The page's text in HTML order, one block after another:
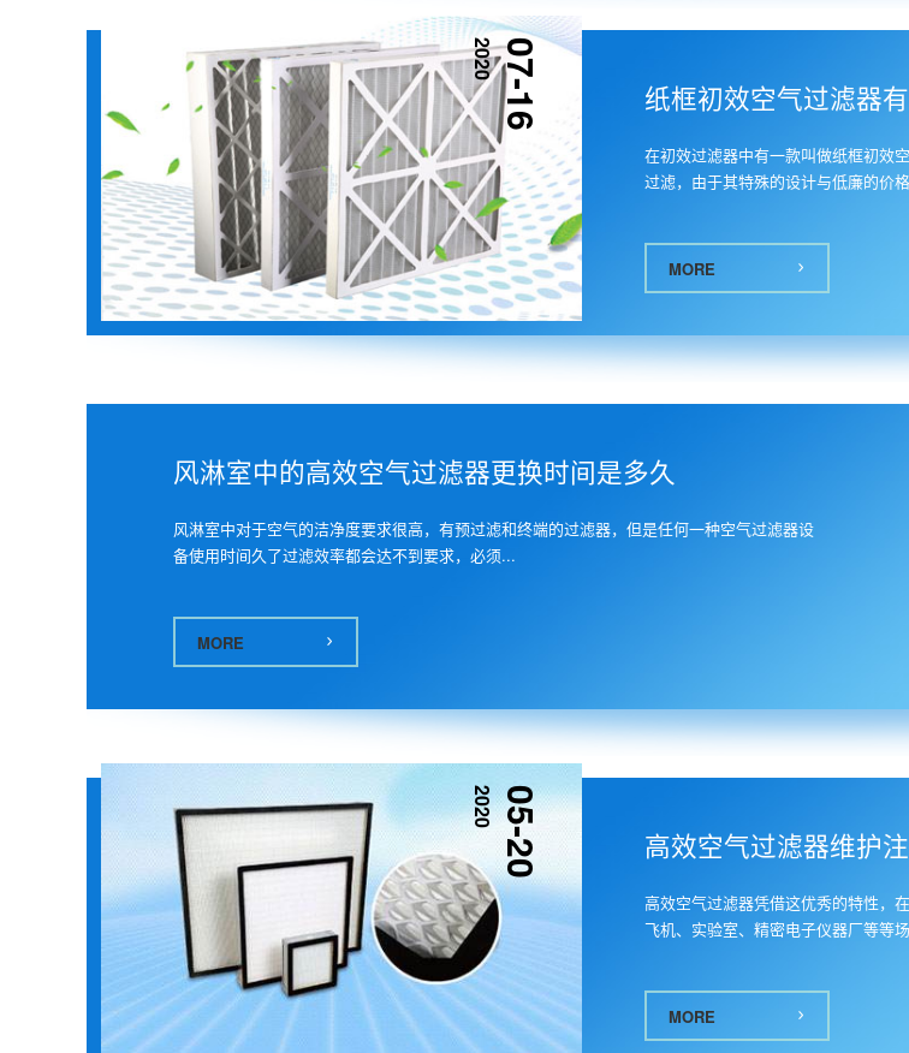
07-16
2020
纸框初效空气过滤器
在初效过滤器中有一款叫做纸框初效
过滤，由于其特殊的设计与低廉的价
MORE
风淋室中的高效空气过滤器更换时间是多久
风淋室中对于空气的洁净度要求很高，有预过滤和终端的过滤器，但是任何一种空气过滤器设
备使用时间久了过滤效率都会达不到要求，必须...
MORE
05-20
2020
高效空气过滤器维护
高效空气过滤器凭借这优秀的特性，
飞机、实验室、精密电子仪器厂等等
MORE